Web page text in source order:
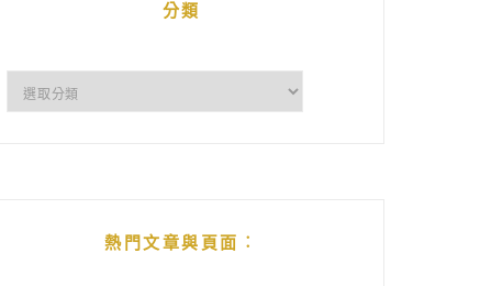
分類
熱門文章與頁面︰